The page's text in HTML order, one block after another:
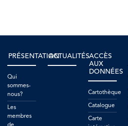
PRÉSENTATION
Qui
sommes-
nous?
Les
membres
ACTUALITÉSACCÈS
AUX
DONNÉES
Cartothèque
Catalogue
Carte